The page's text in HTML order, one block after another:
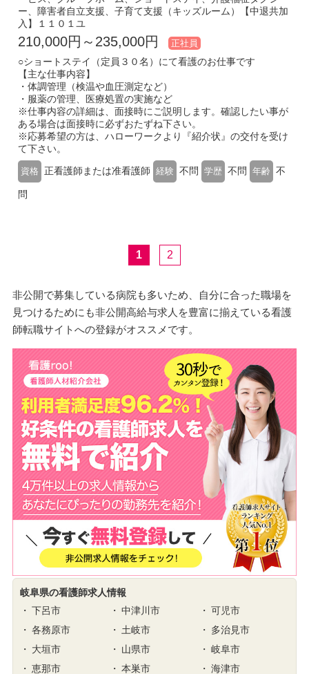
ー、障害者自立支援、子育て支援（キッズルーム）【中退共加
入】１１０１ユ
210,000円～235,000円 正社員
○ショートステイ（定員３０名）にて看護のお仕事です
【主な仕事内容】
・体調管理（検温や血圧測定など）
・服薬の管理、医療処置の実施など
※仕事内容の詳細は、面接時にご説明します。確認したい事が
ある場合は面接時に必ずおたずね下さい。
※応募希望の方は、ハローワークより『紹介状』の交付を受け
て下さい。
資格 正看護師または准看護師 経験 不問 学歴 不問 年齢 不
問
1 2
非公開で募集している病院も多いため、自分に合った職場を
見つけるためにも非公開高給与求人を豊富に揃えている看護
師転職サイトへの登録がオススメです。
岐阜県の看護師求人情報
下呂市
中津川市
可児市
各務原市
土岐市
多治見市
大垣市
山県市
岐阜市
恵那市
本巣市 海津市